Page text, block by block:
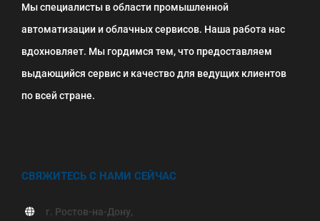
Мы специалисты в области промышленной
автоматизации и облачных сервисов. Наша работа нас
вдохновляет. Мы гордимся тем, что предоставляем
выдающийся сервис и качество для ведущих клиентов
по всей стране.
СВЯЖИТЕСЬ С НАМИ СЕЙЧАС
г. Ростов-на-Дону,